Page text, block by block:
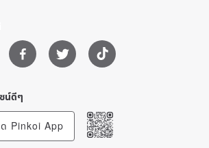
น์ดีๆ
ด Pinkoi App